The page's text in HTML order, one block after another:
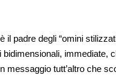
il padre degli “omini
bidimensionali, immediate,
messaggio tutt’altro che